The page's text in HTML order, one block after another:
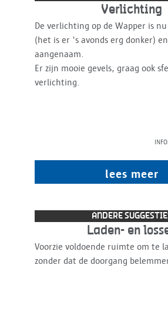
Verlichting
De verlichting op de Wapper is
(het is er 's avonds erg donker)
aangenaam.
Er zijn mooie gevels, graag ook
verlichting.
lees meer
ANDERE
Laden- en
Voorzie voldoende ruimte om te
zonder dat de doorgang